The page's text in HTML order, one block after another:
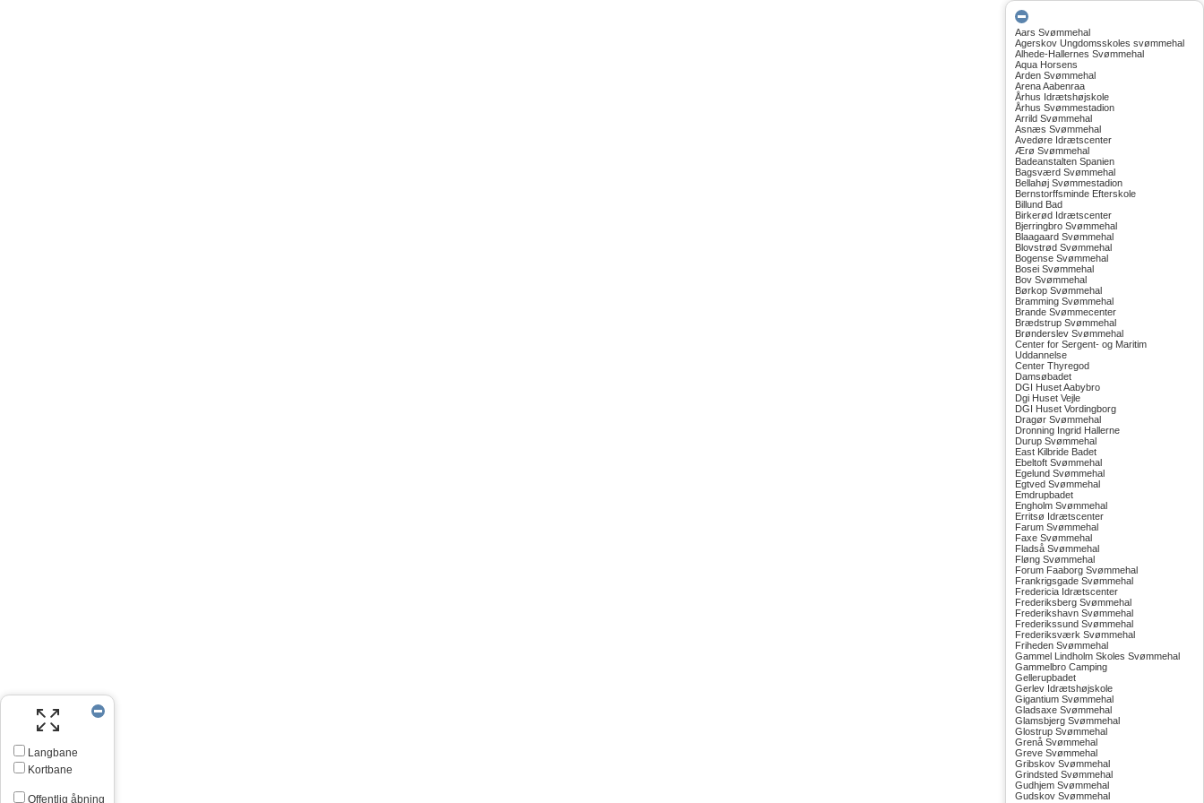
Langbane
Kortbane
Offentlig åbning
Aars Svømmehal
Agerskov Ungdomsskoles svømmehal
Alhede-Hallernes Svømmehal
Aqua Horsens
Arden Svømmehal
Arena Aabenraa
Århus Idrætshøjskole
Århus Svømmestadion
Arrild Svømmehal
Asnæs Svømmehal
Avedøre Idrætscenter
Ærø Svømmehal
Badeanstalten Spanien
Bagsværd Svømmehal
Bellahøj Svømmestadion
Bernstorffsminde Efterskole
Billund Bad
Birkerød Idrætscenter
Bjerringbro Svømmehal
Blaagaard Svømmehal
Blovstrød Svømmehal
Bogense Svømmehal
Bosei Svømmehal
Bov Svømmehal
Børkop Svømmehal
Bramming Svømmehal
Brande Svømmecenter
Brædstrup Svømmehal
Brønderslev Svømmehal
Center for Sergent- og Maritim
Uddannelse
Center Thyregod
Damsøbadet
DGI Huset Aabybro
Dgi Huset Vejle
DGI Huset Vordingborg
Dragør Svømmehal
Dronning Ingrid Hallerne
Durup Svømmehal
East Kilbride Badet
Ebeltoft Svømmehal
Egelund Svømmehal
Egtved Svømmehal
Emdrupbadet
Engholm Svømmehal
Erritsø Idrætscenter
Farum Svømmehal
Faxe Svømmehal
Fladså Svømmehal
Fløng Svømmehal
Forum Faaborg Svømmehal
Frankrigsgade Svømmehal
Fredericia Idrætscenter
Frederiksberg Svømmehal
Frederikshavn Svømmehal
Frederikssund Svømmehal
Frederiksværk Svømmehal
Friheden Svømmehal
Gammel Lindholm Skoles Svømmehal
Gammelbro Camping
Gellerupbadet
Gerlev Idrætshøjskole
Gigantium Svømmehal
Gladsaxe Svømmehal
Glamsbjerg Svømmehal
Glostrup Svømmehal
Grenå Svømmehal
Greve Svømmehal
Gribskov Svømmehal
Grindsted Svømmehal
Gudhjem Svømmehal
Gudskov Svømmehal